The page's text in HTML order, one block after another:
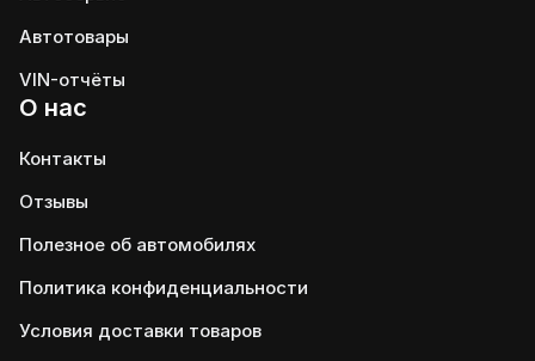
Автотовары
VIN-отчёты
О нас
Контакты
Отзывы
Полезное об автомобилях
Политика конфиденциальности
Условия доставки товаров